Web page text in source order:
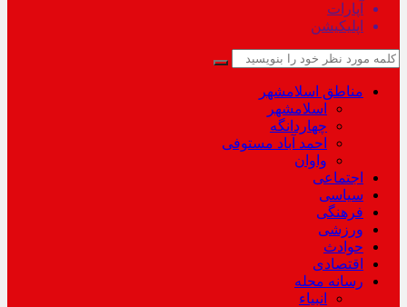
آپارات
اپلیکیشن
مناطق اسلامشهر
اسلامشهر
چهاردانگه
احمد آباد مستوفی
واوان
اجتماعی
سیاسی
فرهنگی
ورزشی
حوادث
اقتصادی
رسانه محله
انبیاء